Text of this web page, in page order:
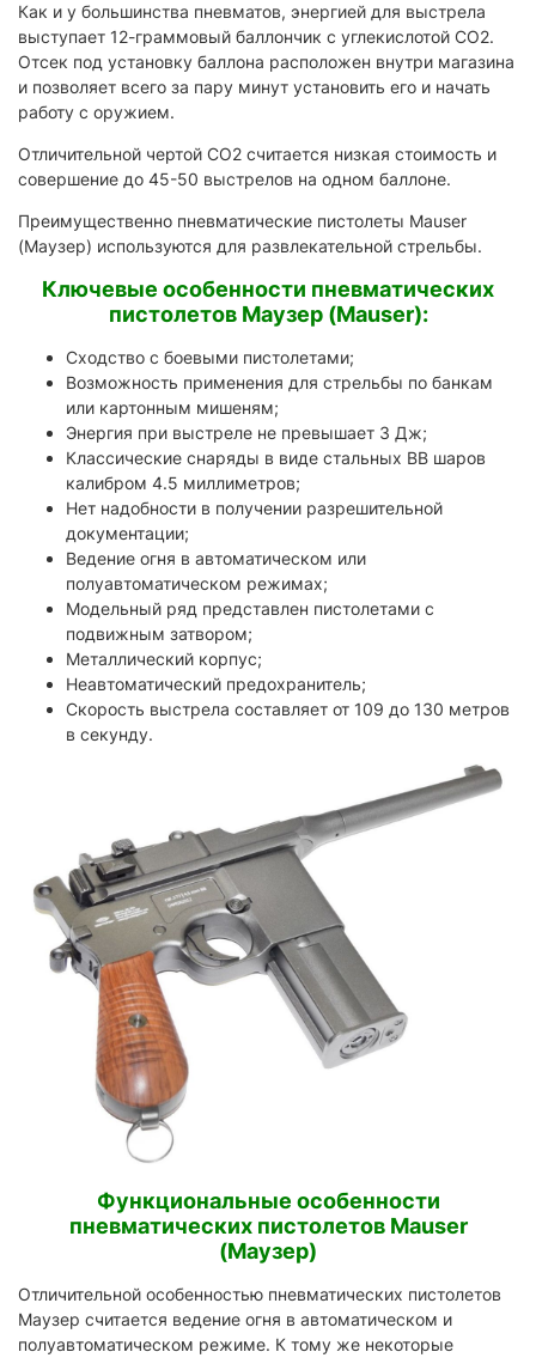
Как и у большинства пневматов, энергией для выстрела
выступает 12-граммовый баллончик с углекислотой CO2.
Отсек под установку баллона расположен внутри магазина
и позволяет всего за пару минут установить его и начать
работу с оружием.
Отличительной чертой CO2 считается низкая стоимость и
совершение до 45-50 выстрелов на одном баллоне.
Преимущественно пневматические пистолеты Mauser
(Маузер) используются для развлекательной стрельбы.
Ключевые особенности пневматических
пистолетов Маузер (Mauser):
Сходство с боевыми пистолетами;
Возможность применения для стрельбы по банкам
или картонным мишеням;
Энергия при выстреле не превышает 3 Дж;
Классические снаряды в виде стальных BB шаров
калибром 4.5 миллиметров;
Нет надобности в получении разрешительной
документации;
Ведение огня в автоматическом или
полуавтоматическом режимах;
Модельный ряд представлен пистолетами с
подвижным затвором;
Металлический корпус;
Неавтоматический предохранитель;
Скорость выстрела составляет от 109 до 130 метров
в секунду.
Функциональные особенности
пневматических пистолетов Mauser
(Маузер)
Отличительной особенностью пневматических пистолетов
Маузер считается ведение огня в автоматическом и
полуавтоматическом режиме. К тому же некоторые